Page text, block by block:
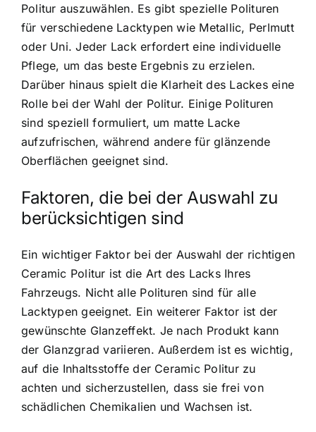
Politur auszuwählen. Es gibt spezielle Polituren
für verschiedene Lacktypen wie Metallic, Perlmutt
oder Uni. Jeder Lack erfordert eine individuelle
Pflege, um das beste Ergebnis zu erzielen.
Darüber hinaus spielt die Klarheit des Lackes eine
Rolle bei der Wahl der Politur. Einige Polituren
sind speziell formuliert, um matte Lacke
aufzufrischen, während andere für glänzende
Oberflächen geeignet sind.
Faktoren, die bei der Auswahl zu
berücksichtigen sind
Ein wichtiger Faktor bei der Auswahl der richtigen
Ceramic Politur ist die Art des Lacks Ihres
Fahrzeugs. Nicht alle Polituren sind für alle
Lacktypen geeignet. Ein weiterer Faktor ist der
gewünschte Glanzeffekt. Je nach Produkt kann
der Glanzgrad variieren. Außerdem ist es wichtig,
auf die Inhaltsstoffe der Ceramic Politur zu
achten und sicherzustellen, dass sie frei von
schädlichen Chemikalien und Wachsen ist.